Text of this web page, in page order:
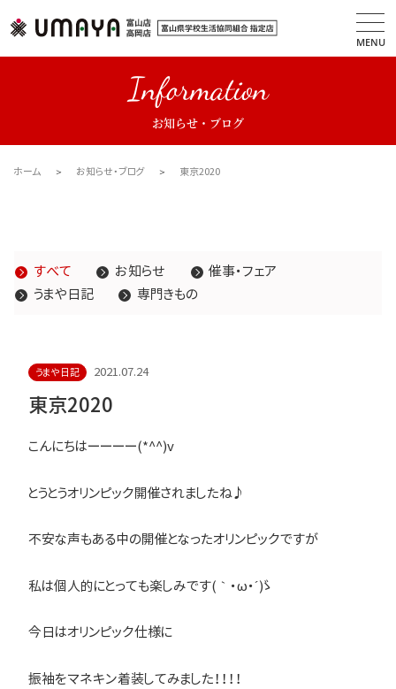
MENU
Information
お知らせ・ブログ
ホーム お知らせ・ブログ 東京2020
すべて お知らせ
催事・フェア
うまや日記
専門きもの
うまや日記 2021.07.24
東京2020
こんにちはーーーー(*^^)v
とうとうオリンピック開催されましたね♪
不安な声もある中の開催となったオリンピックですが
私は個人的にとっても楽しみです(｀・ω・´)ゞ
今日はオリンピック仕様に
振袖をマネキン着装してみました！！！！